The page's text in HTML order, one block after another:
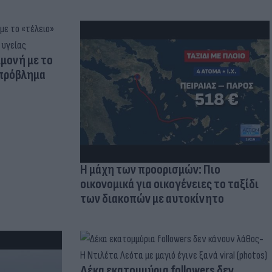
με το
Η μάχη των προορισμών: Πιο
οικονομικά για οικογένειες το ταξίδι
των διακοπών με αυτοκίνητο